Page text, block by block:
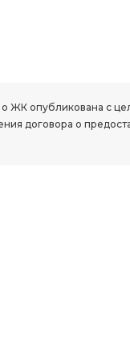
ЖК опубликована с
договора о